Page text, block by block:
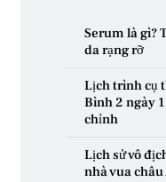
Serum là gì?
da rạng rỡ
Lịch trình cụ
Bình 2 ngày
chỉnh
Lịch sử vô
nhà vua châu